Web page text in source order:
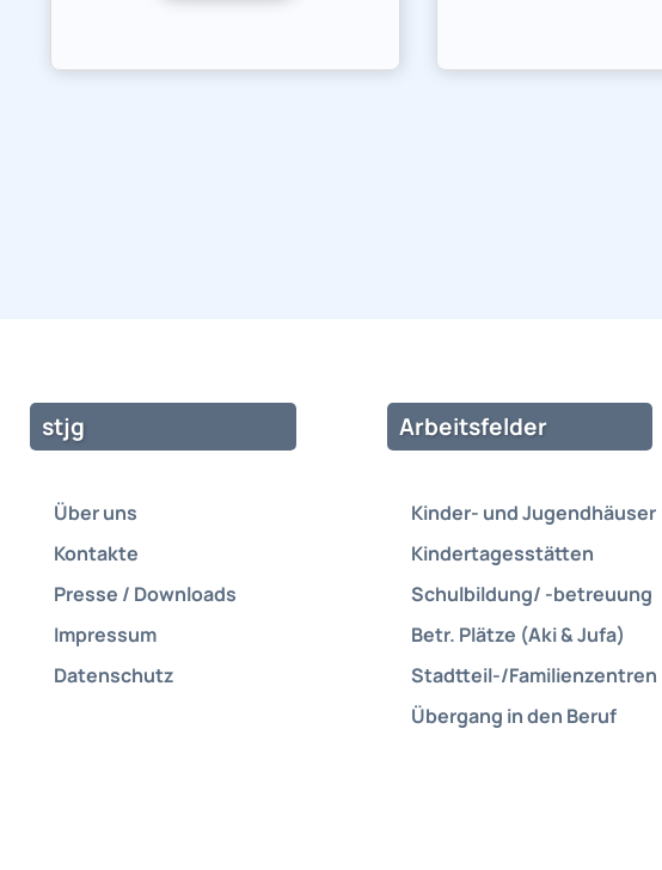
stjg
Über uns
Kontakte
Presse / Downloads
Impressum
Datenschutz
Arbeitsfelder
Kinder- und Jugendhäuser
Kindertagesstätten
Schulbildung/ -betreuung
Betr. Plätze (Aki & Jufa)
Stadtteil-/Familienzentren
Übergang in den Beruf